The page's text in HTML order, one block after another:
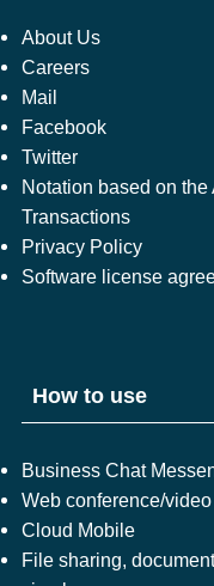
About Us
Careers
Mail
Facebook
Twitter
Notation based on
Transactions
Privacy Policy
Software license
How to use
Business Chat
Web conference/
Cloud Mobile
File sharing,